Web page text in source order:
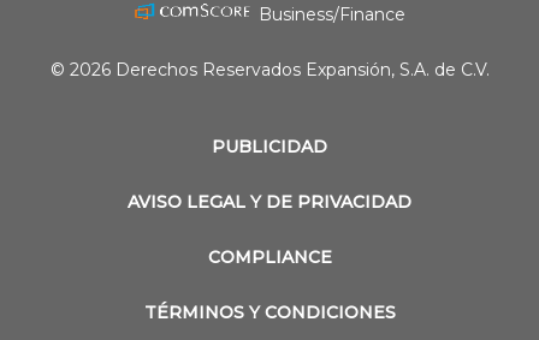
PUBLICIDAD
AVISO LEGAL Y DE PRIVACIDAD
COMPLIANCE
TÉRMINOS Y CONDICIONES
Business/Finance
© 2026 Derechos Reservados Expansión, S.A. de C.V.